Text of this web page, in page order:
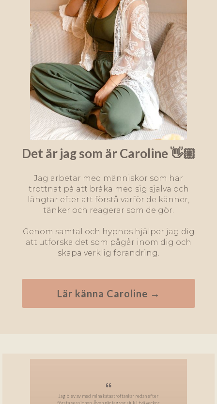
Det är jag som är Caroline 👋🏼
Jag arbetar med människor som har
tröttnat på att bråka med sig själva och
längtar efter att förstå varför de känner,
tänker och reagerar som de gör.
Genom samtal och hypnos hjälper jag dig
att utforska det som pågår inom dig och
skapa verklig förändring.
Lär känna Caroline →
Jag blev av med mina katastroftankar redan efter
första sessionen. Även när jag var sjuk i två veckor